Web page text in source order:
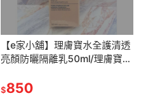
【e家小舖】理膚寶水全護清透
亮顏防曬隔離乳50ml/理膚寶水
公司貨(玫瑰色)(瑰蜜霜)
$850